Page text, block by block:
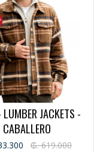
JACKETS -
CABALLERO
₲. 619.000